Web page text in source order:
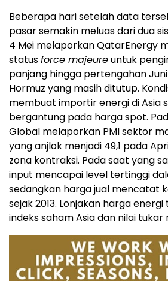
Beberapa hari setelah data
pasar semakin meluas dari dua
4 Mei melaporkan QatarEnergy
statusforce majeureuntuk
panjang hingga pertengahan
Hormuz yang masih ditutup.
membuat importir energi di Asia
bergantung pada harga spot.
Global melaporkan PMI sektor
yang anjlok menjadi 49,1 pada
zona kontraksi. Pada saat yang
input mencapai level tertinggi
sedangkan harga jual mencatat
sejak 2013. Lonjakan harga
indeks saham Asia dan nilai tukar